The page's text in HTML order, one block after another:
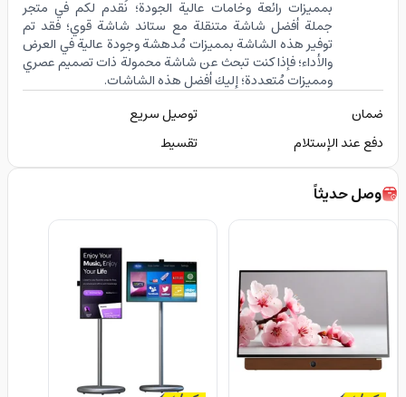
بمميزات رائعة وخامات عالية الجودة؛ نُقدم لكم في متجر
جملة أفضل شاشة متنقلة مع ستاند شاشة قوي؛ فقد تم
توفير هذه الشاشة بمميزات مُدهشة وجودة عالية في العرض
والأداء؛ فإذا كنت تبحث عن شاشة محمولة ذات تصميم عصري
ومميزات مُتعددة؛ إليك أفضل هذه الشاشات.
ضمان
توصيل سريع
دفع عند الإستلام
تقسيط
وصل حديثاً